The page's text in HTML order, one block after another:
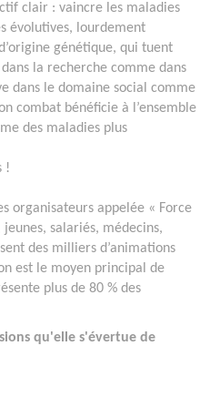
clair : vaincre les maladies
évolutives, lourdement
génétique, qui tuent
la recherche comme dans
dans le domaine social comme
combat bénéficie à l’ensemble
des maladies plus
!
organisateurs appelée « Force
jeunes, salariés, médecins,
des milliers d’animations
est le moyen principal de
plus de 80 % des
qu'elle s'évertue de